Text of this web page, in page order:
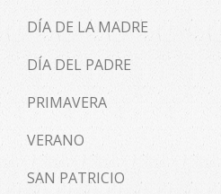
DÍA DE LA MADRE
DÍA DEL PADRE
PRIMAVERA
VERANO
SAN PATRICIO